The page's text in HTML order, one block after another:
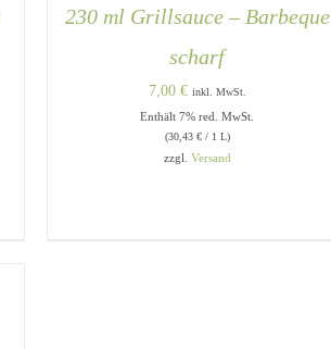
230 ml Grillsauce – Barbeque
scharf
7,00 € inkl. MwSt.
Enthält 7% red. MwSt.
(30,43 €/ 1 L)
zzgl. Versand